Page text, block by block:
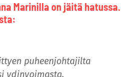
Marinilla on jäitä hatussa.
puheenjohtajilta
ydinvoimasta.